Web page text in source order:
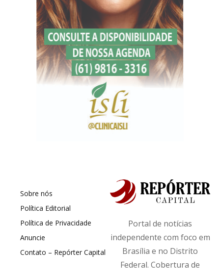
Sobre nós
Política Editorial
Política de Privacidade
Anuncie
Contato – Repórter Capital
Portal de notícias
independente com foco em
Brasília e no Distrito
Federal. Cobertura de